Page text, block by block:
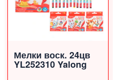
Мелки воск. 24цв
YL252310 Yalong